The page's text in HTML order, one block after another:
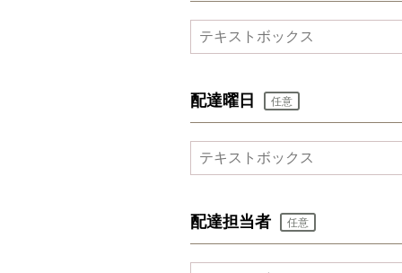
配達曜日 任意
配達担当者 任意